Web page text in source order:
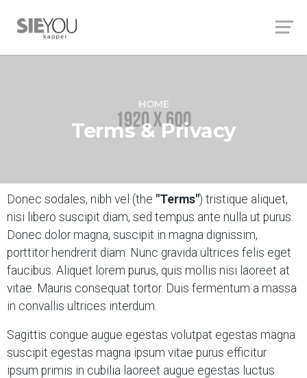
HOME
Terms & Privacy
Donec sodales, nibh vel (the "Terms") tristique aliquet,
nisi libero suscipit diam, sed tempus ante nulla ut purus.
Donec dolor magna, suscipit in magna dignissim,
porttitor hendrerit diam. Nunc gravida ultrices felis eget
faucibus. Aliquet lorem purus, quis mollis nisi laoreet at
vitae. Mauris consequat tortor. Duis fermentum a massa
in convallis ultrices interdum.
Sagittis congue augue egestas volutpat egestas magna
suscipit egestas magna ipsum vitae purus efficitur
ipsum primis in cubilia laoreet augue egestas luctus